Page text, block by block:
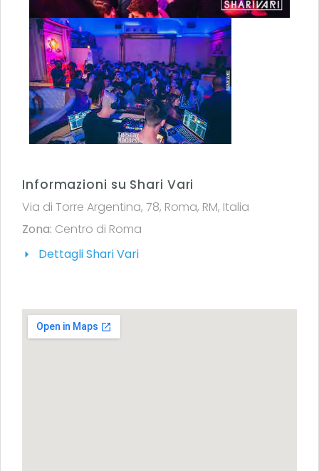
Informazioni su Shari Vari
Via di Torre Argentina, 78, Roma, RM, Italia
Zona: Centro di Roma
Dettagli Shari Vari